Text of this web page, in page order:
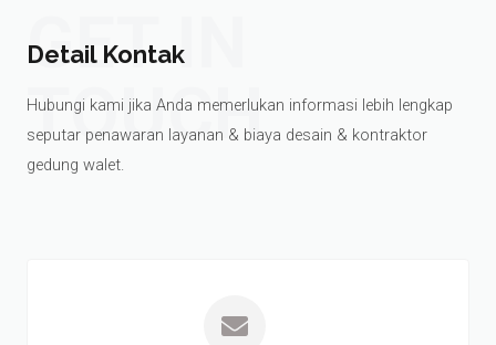
GET IN
TOUCH
Detail Kontak
Hubungi kami jika Anda memerlukan informasi lebih lengkap
seputar penawaran layanan & biaya desain & kontraktor
gedung walet.